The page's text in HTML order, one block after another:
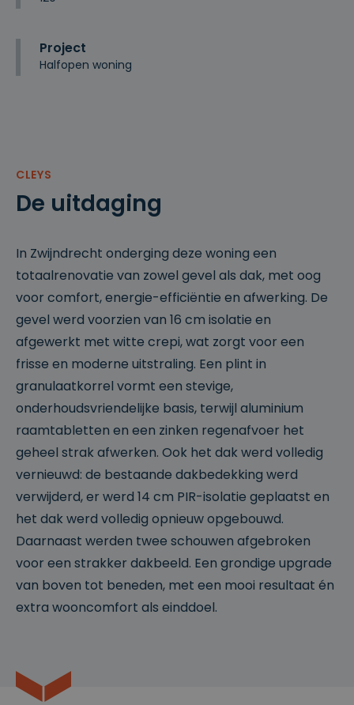
Project
Halfopen woning
CLEYS
De uitdaging
In Zwijndrecht onderging deze woning een
totaalrenovatie van zowel gevel als dak, met oog
voor comfort, energie-efficiëntie en afwerking. De
gevel werd voorzien van 16 cm isolatie en
afgewerkt met witte crepi, wat zorgt voor een
frisse en moderne uitstraling. Een plint in
granulaatkorrel vormt een stevige,
onderhoudsvriendelijke basis, terwijl aluminium
raamtabletten en een zinken regenafvoer het
geheel strak afwerken. Ook het dak werd volledig
vernieuwd: de bestaande dakbedekking werd
verwijderd, er werd 14 cm PIR-isolatie geplaatst en
het dak werd volledig opnieuw opgebouwd.
Daarnaast werden twee schouwen afgebroken
voor een strakker dakbeeld. Een grondige upgrade
van boven tot beneden, met een mooi resultaat én
extra wooncomfort als einddoel.